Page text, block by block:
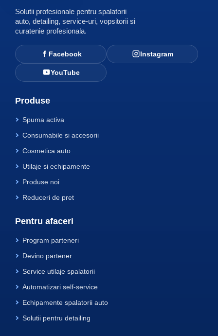
Solutii profesionale pentru spalatorii
auto, detailing, service-uri, vopsitorii si
curatenie profesionala.
Facebook Instagram
YouTube
Produse
Spuma activa
Consumabile si accesorii
Cosmetica auto
Utilaje si echipamente
Produse noi
Reduceri de pret
Pentru afaceri
Program parteneri
Devino partener
Service utilaje spalatorii
Automatizari self-service
Echipamente spalatorii auto
Solutii pentru detailing